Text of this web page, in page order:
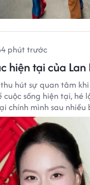
phút trước
hiện tại của
hút sự quan tâm
sống hiện tại, hé
chính mình sau nhiều